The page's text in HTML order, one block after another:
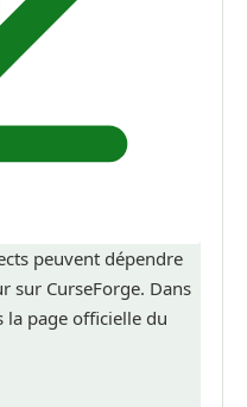
peuvent dépendre
sur CurseForge. Dans
la page officielle du